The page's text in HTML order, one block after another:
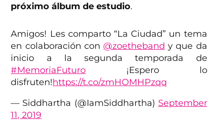
próximo álbum de estudio.
Amigos! Les comparto “La Ciudad” un tema
en colaboración con @zoetheband y que da
inicio a la segunda temporada de
#MemoriaFuturo ¡Espero lo
disfruten!https://t.co/zmHOMHPzqq
— Siddhartha (@IamSiddhartha) September
11, 2019